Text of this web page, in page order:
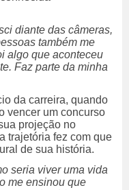
diante das câmeras,
também me
algo que aconteceu
Faz parte da minha
da carreira, quando
vencer um concurso
projeção no
trajetória fez com que
de sua história.
seria viver uma vida
me ensinou que